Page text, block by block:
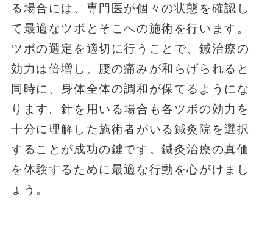
る場合には、専門医が個々の状態を確認し
て最適なツボとそこへの施術を行います。
ツボの選定を適切に行うことで、鍼治療の
効力は倍増し、腰の痛みが和らげられると
同時に、身体全体の調和が保てるようにな
ります。針を用いる場合も各ツボの効力を
十分に理解した施術者がいる鍼灸院を選択
することが成功の鍵です。鍼灸治療の真価
を体験するために最適な行動を心がけまし
ょう。